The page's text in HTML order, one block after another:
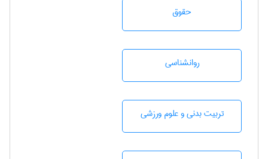
حقوق
روانشناسی
تربيت بدنی و علوم ورزشی